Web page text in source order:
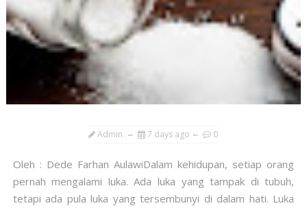
Admin 7 days ago 0
Oleh : Dede Farhan AulawiDalam kehidupan, setiap orang
pernah mengalami luka. Ada luka yang tampak di tubuh,
tetapi ada pula luka yang tersembunyi di dalam hati. Luka